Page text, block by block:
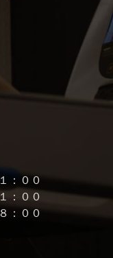
：００
００
：００